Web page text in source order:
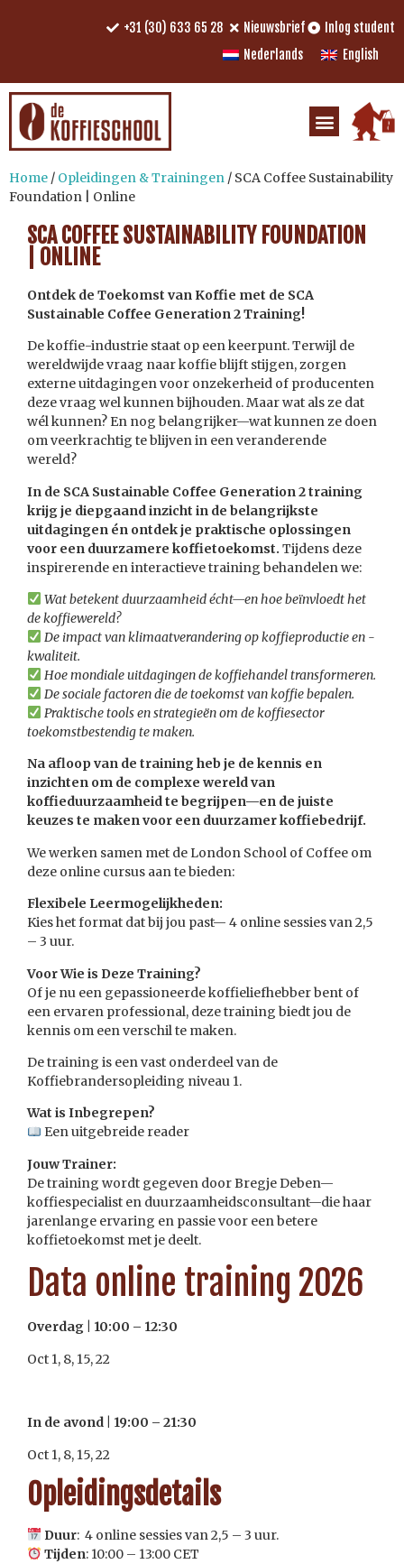
+31 (30) 633 65 28 Nieuwsbrief
Inlog student
Nederlands
English
Home / Opleidingen & Trainingen / SCA Coffee Sustainability
Foundation | Online
SCA COFFEE SUSTAINABILITY FOUNDATION
| ONLINE
Ontdek de Toekomst van Koffie met de SCA
Sustainable Coffee Generation 2 Training!
De koffie-industrie staat op een keerpunt. Terwijl de
wereldwijde vraag naar koffie blijft stijgen, zorgen
externe uitdagingen voor onzekerheid of producenten
deze vraag wel kunnen bijhouden. Maar wat als ze dat
wél kunnen? En nog belangrijker—wat kunnen ze doen
om veerkrachtig te blijven in een veranderende
wereld?
In de SCA Sustainable Coffee Generation 2 training
krijg je diepgaand inzicht in de belangrijkste
uitdagingen én ontdek je praktische oplossingen
voor een duurzamere koffietoekomst. Tijdens deze
inspirerende en interactieve training behandelen we:
Wat betekent duurzaamheid écht—en hoe beïnvloedt het
de koffiewereld?
De impact van klimaatverandering op koffieproductie en -
kwaliteit.
Hoe mondiale uitdagingen de koffiehandel transformeren.
De sociale factoren die de toekomst van koffie bepalen.
Praktische tools en strategieën om de koffiesector
toekomstbestendig te maken.
Na afloop van de training heb je de kennis en
inzichten om de complexe wereld van
koffieduurzaamheid te begrijpen—en de juiste
keuzes te maken voor een duurzamer koffiebedrijf.
We werken samen met de London School of Coffee om
deze online cursus aan te bieden:
Flexibele Leermogelijkheden:
Kies het format dat bij jou past— 4 online sessies van 2,5
– 3 uur.
Voor Wie is Deze Training?
Of je nu een gepassioneerde koffieliefhebber bent of
een ervaren professional, deze training biedt jou de
kennis om een verschil te maken.
De training is een vast onderdeel van de
Koffiebrandersopleiding niveau 1.
Wat is Inbegrepen?
Een uitgebreide reader
Jouw Trainer:
De training wordt gegeven door Bregje Deben—
koffiespecialist en duurzaamheidsconsultant—die haar
jarenlange ervaring en passie voor een betere
koffietoekomst met je deelt.
Data online training 2026
Overdag | 10:00 – 12:30
Oct 1, 8, 15, 22
In de avond | 19:00 – 21:30
Oct 1, 8, 15, 22
Opleidingsdetails
Duur: 4 online sessies van 2,5 – 3 uur.
Tijden: 10:00 – 13:00 CET